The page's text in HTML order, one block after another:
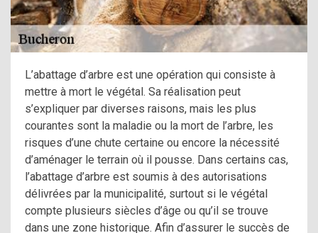
L’abattage d’arbre est une opération qui consiste à
mettre à mort le végétal. Sa réalisation peut
s’expliquer par diverses raisons, mais les plus
courantes sont la maladie ou la mort de l’arbre, les
risques d’une chute certaine ou encore la nécessité
d’aménager le terrain où il pousse. Dans certains cas,
l’abattage d’arbre est soumis à des autorisations
délivrées par la municipalité, surtout si le végétal
compte plusieurs siècles d’âge ou qu’il se trouve
dans une zone historique. Afin d’assurer le succès de